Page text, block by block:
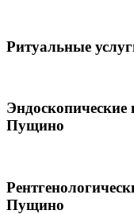
Ритуальные
Пущино
Пущино